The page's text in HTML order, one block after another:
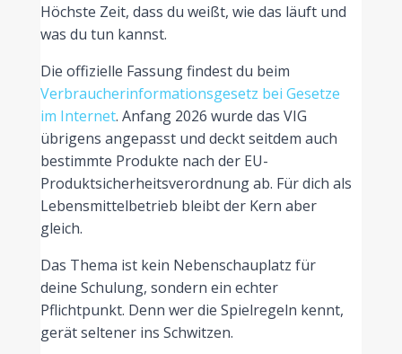
Höchste Zeit, dass du weißt, wie das läuft und
was du tun kannst.
Die offizielle Fassung findest du beim
Verbraucherinformationsgesetz bei Gesetze
im Internet. Anfang 2026 wurde das VIG
übrigens angepasst und deckt seitdem auch
bestimmte Produkte nach der EU-
Produktsicherheitsverordnung ab. Für dich als
Lebensmittelbetrieb bleibt der Kern aber
gleich.
Das Thema ist kein Nebenschauplatz für
deine Schulung, sondern ein echter
Pflichtpunkt. Denn wer die Spielregeln kennt,
gerät seltener ins Schwitzen.